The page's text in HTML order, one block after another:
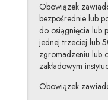
Obowiązek
bezpośrednie lub
do osiągnięcia lub
jednej trzeciej lub
zgromadzeniu lub
zakładowym
Obowiązek